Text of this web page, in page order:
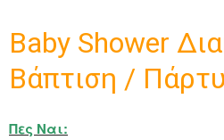
Baby Shower
Βάπτιση / Πάρτυ
Πες Ναι: